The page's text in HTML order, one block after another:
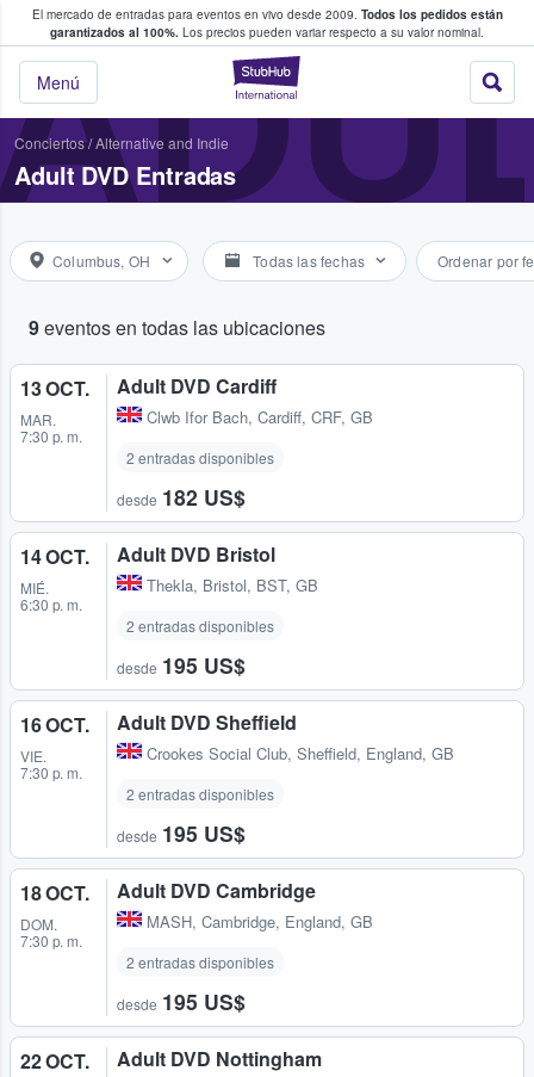
El mercado de entradas para eventos en vivo desde 2009. Todos los pedidos están
garantizados al 100%. Los precios pueden variar respecto a su valor nominal.
StubHub:
Menú
y venta de entradas entre fans
Conciertos/Alternative and Indie
Adult DVD Entradas
Columbus, OH Todas las fechas Ordenar por
9eventos en todas las ubicaciones
13 OCT.
MAR.
7:30 p. m.
Adult DVD Cardiff
Clwb Ifor Bach, Cardiff, CRF, GB
2 entradas disponibles
desde 182 US$
14 OCT.
MIÉ.
6:30 p. m.
Adult DVD Bristol
Thekla, Bristol, BST, GB
2 entradas disponibles
desde 195 US$
16 OCT.
VIE.
7:30 p. m.
Adult DVD Sheffield
Crookes Social Club, Sheffield, England, GB
2 entradas disponibles
desde 195 US$
18 OCT.
DOM.
7:30 p. m.
Adult DVD Cambridge
MASH, Cambridge, England, GB
2 entradas disponibles
desde 195 US$
22 OCT. Adult DVD Nottingham